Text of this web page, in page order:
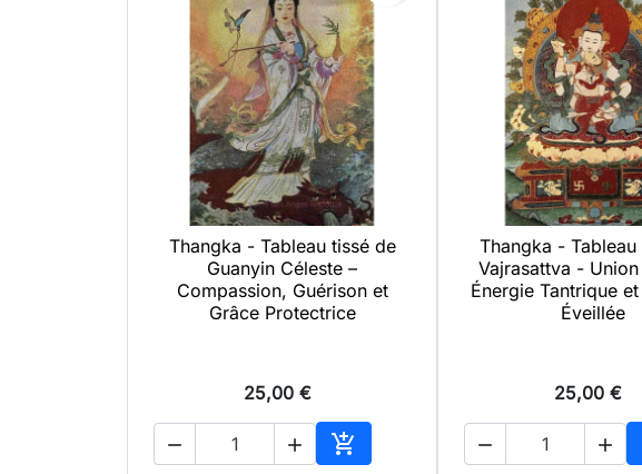
 Aperçu rapide
Thangka - Tableau tissé de
Guanyin Céleste –
Compassion, Guérison et
Grâce Protectrice
25,00 €
  
 Aperçu
Thangka - Tableau
Vajrasattva -
Énergie Tantrique
Éveillée
25,00 €
 